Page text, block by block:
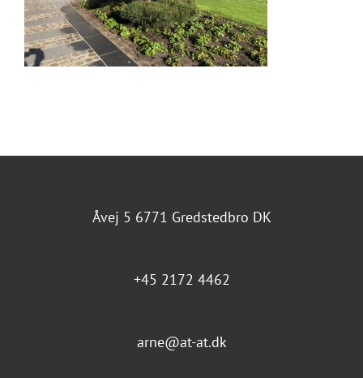
Åvej 5 6771 Gredstedbro DK
+45 2172 4462
arne@at-at.dk